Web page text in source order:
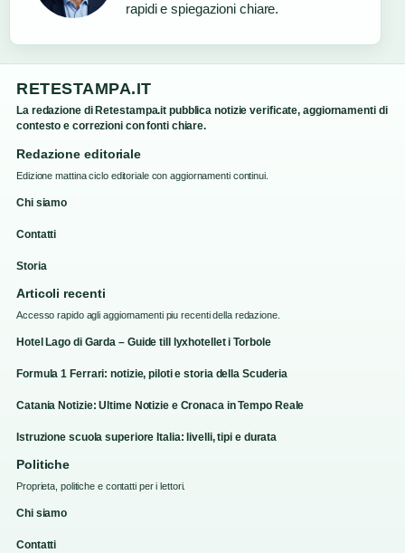
rapidi e spiegazioni chiare.
RETESTAMPA.IT
La redazione di Retestampa.it pubblica notizie verificate, aggiornamenti di
contesto e correzioni con fonti chiare.
Redazione editoriale
Edizione mattina ciclo editoriale con aggiornamenti continui.
Chi siamo
Contatti
Storia
Articoli recenti
Accesso rapido agli aggiornamenti piu recenti della redazione.
Hotel Lago di Garda – Guide till lyxhotellet i Torbole
Formula 1 Ferrari: notizie, piloti e storia della Scuderia
Catania Notizie: Ultime Notizie e Cronaca in Tempo Reale
Istruzione scuola superiore Italia: livelli, tipi e durata
Politiche
Proprieta, politiche e contatti per i lettori.
Chi siamo
Contatti